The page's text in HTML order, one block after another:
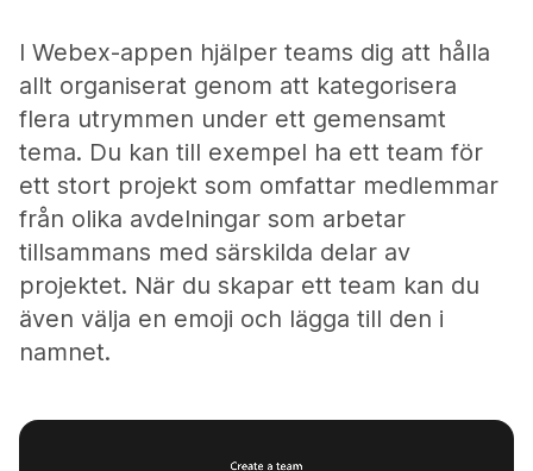
I Webex-appen hjälper teams dig att hålla
allt organiserat genom att kategorisera
flera utrymmen under ett gemensamt
tema. Du kan till exempel ha ett team för
ett stort projekt som omfattar medlemmar
från olika avdelningar som arbetar
tillsammans med särskilda delar av
projektet. När du skapar ett team kan du
även välja en emoji och lägga till den i
namnet.